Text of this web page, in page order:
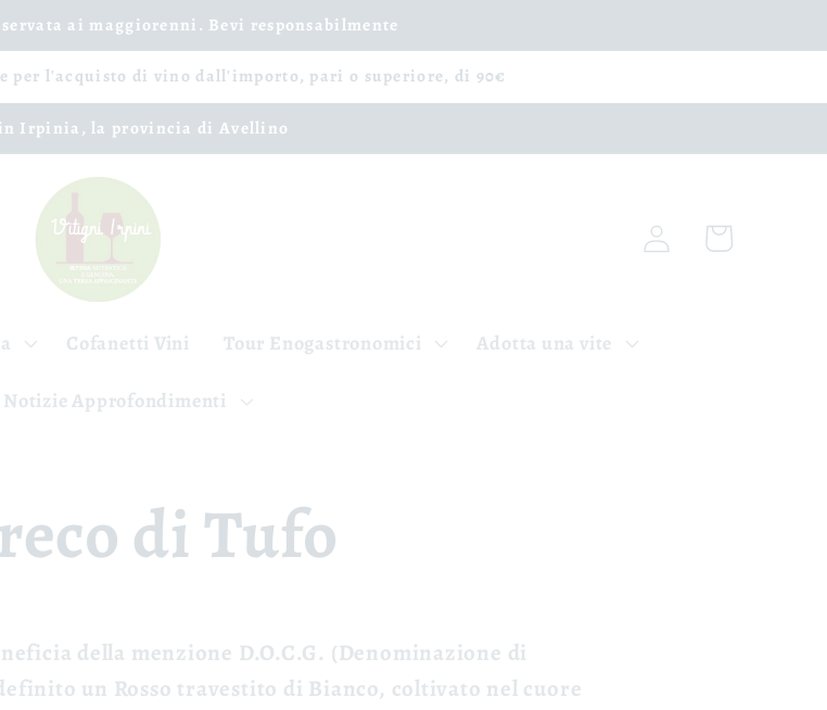
ai maggiorenni. Bevi responsabilmente
per l'acquisto di vino dall'importo, pari o superiore, di 90€
Irpinia, la provincia di Avellino
Cofanetti Vini Tour Enogastronomici Adotta una vite
Notizie Approfondimenti
Accedi Carrello
di Tufo
della menzione D.O.C.G. (Denominazione di
un Rosso travestito di Bianco, coltivato nel cuore